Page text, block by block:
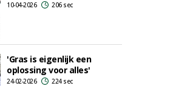
10-04-2026 206 sec
'Gras is eigenlijk een
oplossing voor alles'
24-02-2026 224 sec